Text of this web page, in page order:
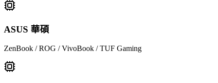
ASUS 華碩
ZenBook / ROG / VivoBook / TUF Gaming